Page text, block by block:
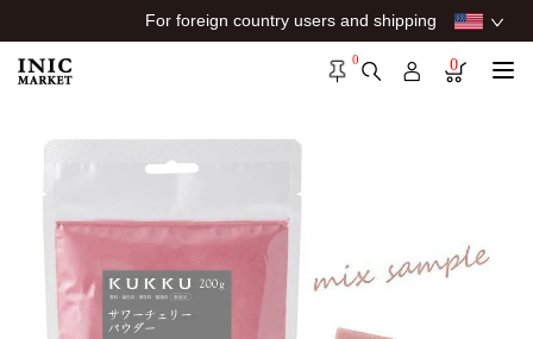
For foreign country users and shipping
0 0